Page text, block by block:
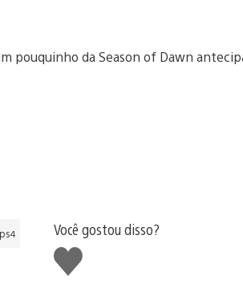
pouquinho da Season of Dawn
ps4
Você gostou disso?
Curtir